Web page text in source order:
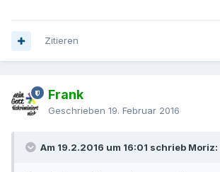
Zitieren
Frank
Geschrieben 19. Februar 2016
Am 19.2.2016 um 16:01 schrieb Moriz: